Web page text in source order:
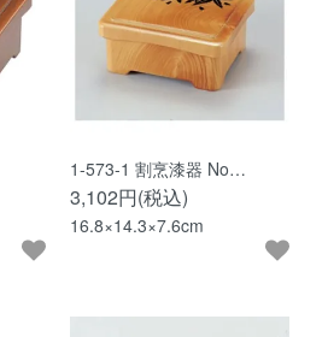
1-573-1 割烹漆器 No…
3,102円(税込)
16.8×14.3×7.6cm